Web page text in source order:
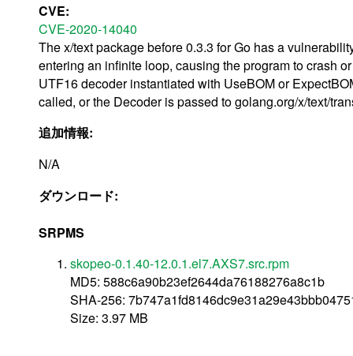
CVE:
CVE-2020-14040
The x/text package before 0.3.3 for Go has a
entering an infinite loop, causing the program to crash
UTF16 decoder instantiated with UseBOM or
called, or the Decoder is passed to golang.org/x/text/
追加情報:
N/A
ダウンロード:
SRPMS
skopeo-0.1.40-12.0.1.el7.AXS7.src.rpm
MD5: 588c6a90b23ef2644da76188276a8c1b
SHA-256:
Size: 3.97 MB